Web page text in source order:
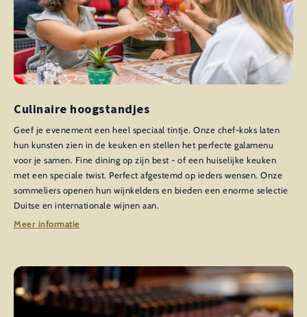
Culinaire hoogstandjes
Geef je evenement een heel speciaal tintje. Onze chef-koks laten
hun kunsten zien in de keuken en stellen het perfecte galamenu
voor je samen. Fine dining op zijn best - of een huiselijke keuken
met een speciale twist. Perfect afgestemd op ieders wensen. Onze
sommeliers openen hun wijnkelders en bieden een enorme selectie
Duitse en internationale wijnen aan.
Meer informatie